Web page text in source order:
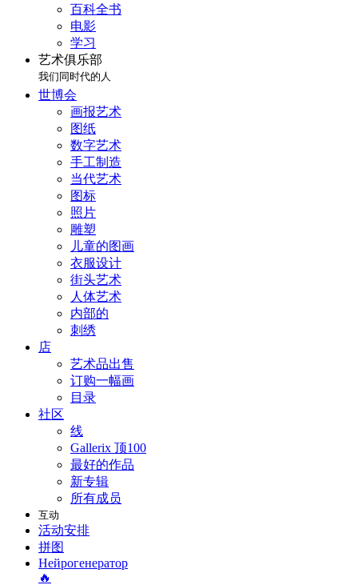
百科全书
电影
学习
艺术俱乐部
我们同时代的人
世博会
画报艺术
图纸
数字艺术
手工制造
当代艺术
图标
照片
雕塑
儿童的图画
衣服设计
街头艺术
人体艺术
内部的
刺绣
店
艺术品出售
订购一幅画
目录
社区
线
Gallerix 顶100
最好的作品
新专辑
所有成员
互动
活动安排
拼图
Нейрогенератор
🔥